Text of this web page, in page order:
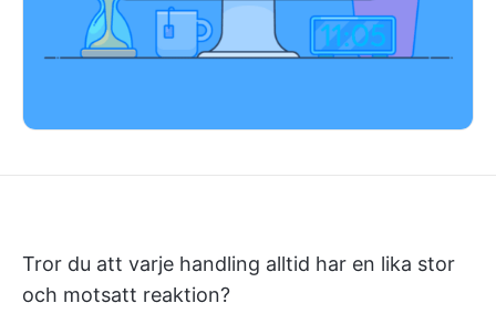
Tror du att varje handling alltid har en lika stor
och motsatt reaktion?